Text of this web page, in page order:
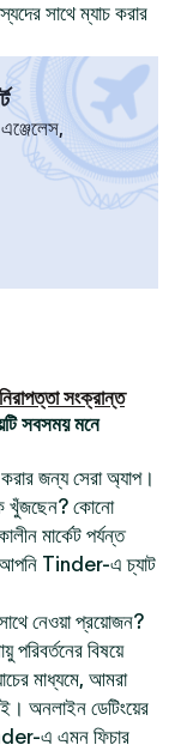
সাথে ম্যাচ করার
নিরাপত্তা সংক্রান্ত
সবসময় মনে
জন্য সেরা অ্যাপ।
খুঁজছেন? কোনো
মার্কেট পর্যন্ত
আপনি Tinder-এ চ্যাট
নেওয়া প্রয়োজন?
বিষয়ে
মাধ্যমে, আমরা
অনলাইন ডেটিংয়ের
এ এমন ফিচার